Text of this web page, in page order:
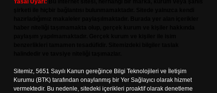
Yasal Uyarı:
Sitemiz, 5651 Sayılı Kanun gereğince Bilgi Teknolojileri ve İletişim
Kurumu (BTK) tarafından onaylanmış bir Yer Sağlayıcı olarak hizmet
vermektedir. Bu nedenle, sitedeki içerikleri proaktif olarak denetleme